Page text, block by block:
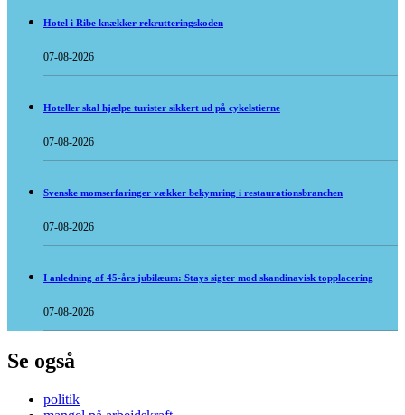
Hotel i Ribe knækker rekrutteringskoden
07-08-2026
Hoteller skal hjælpe turister sikkert ud på cykelstierne
07-08-2026
Svenske momserfaringer vækker bekymring i restaurationsbranchen
07-08-2026
I anledning af 45-års jubilæum: Stays sigter mod skandinavisk topplacering
07-08-2026
Se også
politik